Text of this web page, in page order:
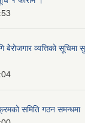
व्यत्तिको सूचिमा
समिति गठन समन्धमा